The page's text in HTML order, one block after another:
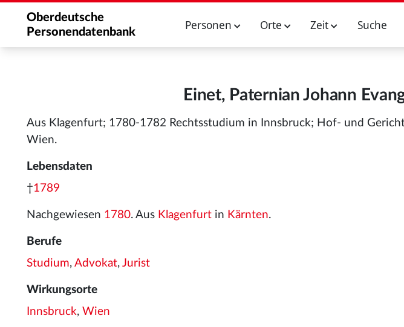
Oberdeutsche
Personendatenbank
Personen Orte Zeit Suche
Einet, Paternian Johann
Aus Klagenfurt; 1780-1782 Rechtsstudium in Innsbruck; Hof- und
Wien.
Lebensdaten
†1789
Nachgewiesen 1780. Aus Klagenfurt in Kärnten.
Berufe
Studium, Advokat, Jurist
Wirkungsorte
Innsbruck, Wien